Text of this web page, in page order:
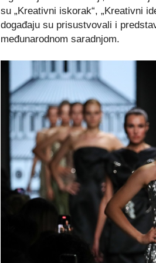
su „Kreativni iskorak“, „Kreativni
događaju su prisustvovali i
međunarodnom saradnjom.